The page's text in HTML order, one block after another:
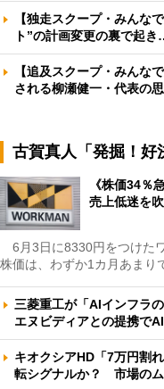
【独走スクープ・みんな
ト”の計画変更の裏で起
【追及スクープ・みんな
される柳瀬健一・代表の
古賀真人「発掘！好
《株価34％
売上低迷を
6月3日に8330円をつけた
株価は、わずか1カ月あまり
三菱重工が「AIインフラ
エヌビディアとの提携で
キオクシアHD「7万円割
転シグナルか？ 市場の